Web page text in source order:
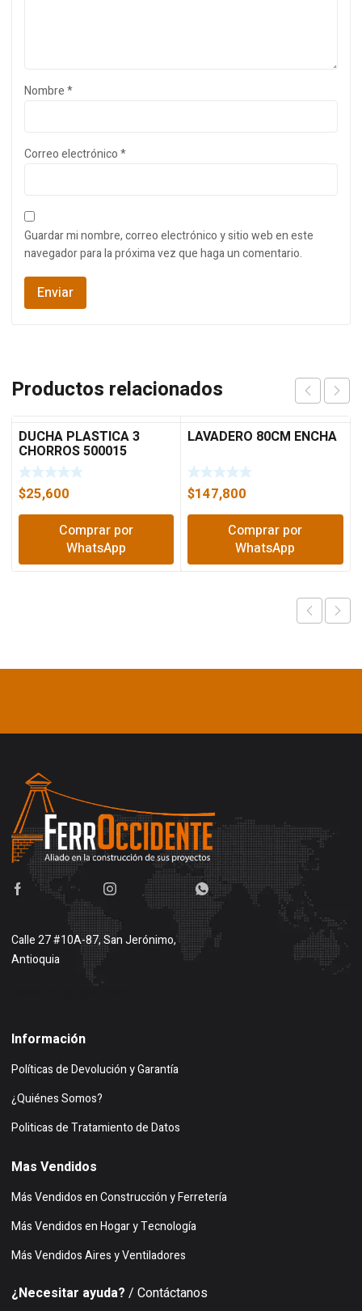
Nombre*
Correo electrónico*
Guardar mi nombre, correo electrónico y sitio web en este
navegador para la próxima vez que haga un comentario.
Productos relacionados
DUCHA PLASTICA 3
CHORROS 500015
$25,600
Comprar por
WhatsApp
LAVADERO 80CM ENCHA
$147,800
Comprar por
WhatsApp
Calle 27 #10A-87, San Jerónimo,
Antioquia
Información
Políticas de Devolución y Garantía
¿Quiénes Somos?
Politicas de Tratamiento de Datos
Mas Vendidos
Más Vendidos en Construcción y Ferretería
Más Vendidos en Hogar y Tecnología
Más Vendidos Aires y Ventiladores
¿Necesitar ayuda? / Contáctanos